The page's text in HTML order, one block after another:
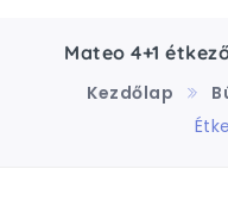
Mateo 4+1
Kezdőlap